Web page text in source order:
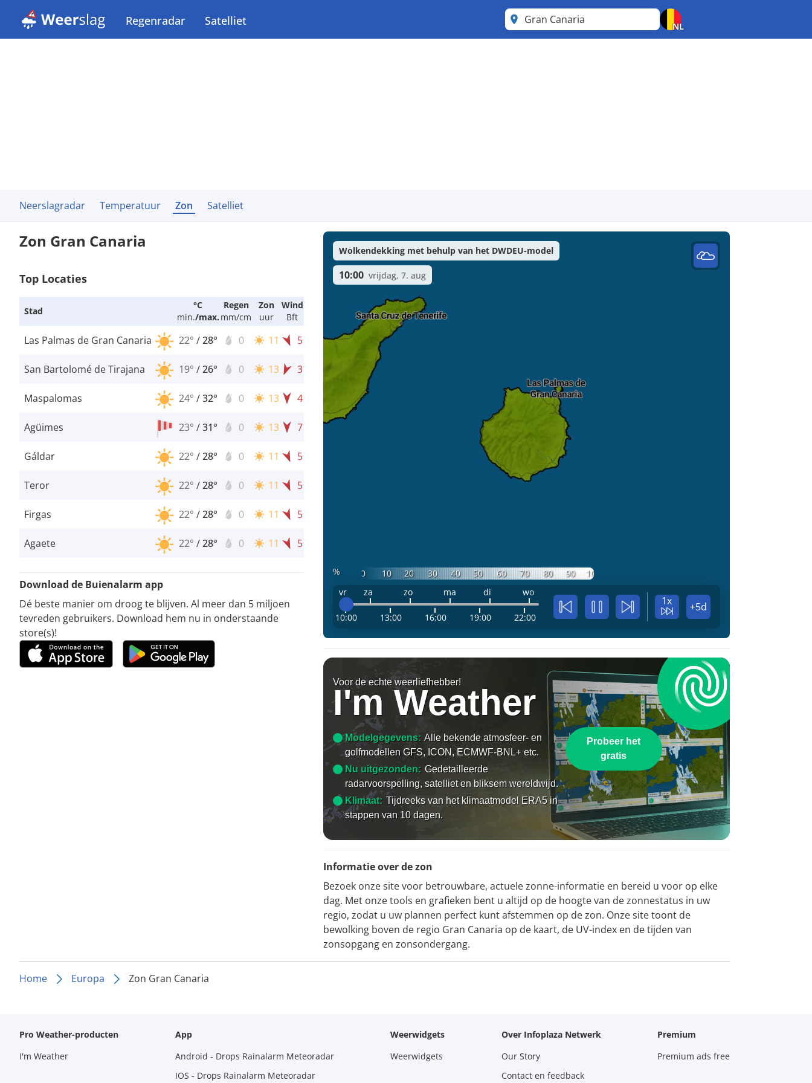
Regenradar Satelliet Gran Canaria
NL
Neerslagradar Temperatuur Zon Satelliet
Zon Gran Canaria
Top Locaties
Stad
°C
min./max.
Regen
mm/cm
Zon
uur
Wind
Bft
Las Palmas de Gran Canaria 22° /28° 0 11 5
San Bartolomé de Tirajana 19° /26° 0 13 3
Maspalomas 24° /32° 0 13 4
Agüimes 23° /31° 0 13 7
Gáldar 22° /28° 0 11 5
Teror 22° /28° 0 11 5
Firgas 22° /28° 0 11 5
Agaete 22° /28° 0 11 5
Download de Buienalarm app
Dé beste manier om droog te blijven. Al meer dan 5 miljoen
tevreden gebruikers. Download hem nu in onderstaande
store(s)!
% 0 10 20 30 40 50 60 70 80 90
100
vr
za zo ma di wo
10:00 13:00 16:00 19:00 22:00
1x +5d
Wolkendekking met behulp van het DWDEU-model
10:00 vrijdag, 7. aug
Voor de echte weerliefhebber!
I'm Weather
Modelgegevens: Alle bekende atmosfeer- en
golfmodellen GFS, ICON, ECMWF-BNL+ etc.
Nu uitgezonden: Gedetailleerde
radarvoorspelling, satelliet en bliksem wereldwijd.
Klimaat: Tijdreeks van het klimaatmodel ERA5 in
stappen van 10 dagen.
Probeer het
gratis
Informatie over de zon
Bezoek onze site voor betrouwbare, actuele zonne-informatie en bereid u voor op elke
dag. Met onze tools en grafieken bent u altijd op de hoogte van de zonnestatus in uw
regio, zodat u uw plannen perfect kunt afstemmen op de zon. Onze site toont de
bewolking boven de regio Gran Canaria op de kaart, de UV-index en de tijden van
zonsopgang en zonsondergang.
Home Europa Zon Gran Canaria
Pro Weather-producten
I'm Weather
App
Android - Drops Rainalarm Meteoradar
IOS - Drops Rainalarm Meteoradar
Weerwidgets
Weerwidgets
Over Infoplaza Netwerk
Our Story
Contact en feedback
Premium
Premium ads free